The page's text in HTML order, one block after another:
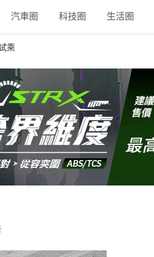
汽車圈 科技圈 生活圈
乘